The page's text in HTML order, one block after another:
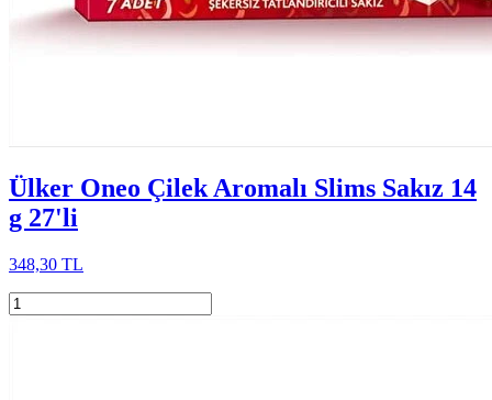
Ülker Oneo Çilek Aromalı Slims Sakız 14
g 27'li
348,30 TL